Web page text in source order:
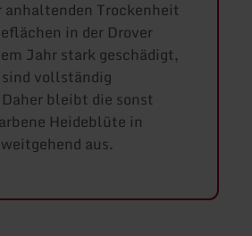
anhaltenden Trockenheit
in der Drover
Jahr stark geschädigt,
vollständig
bleibt die sonst
Heideblüte in
aus.